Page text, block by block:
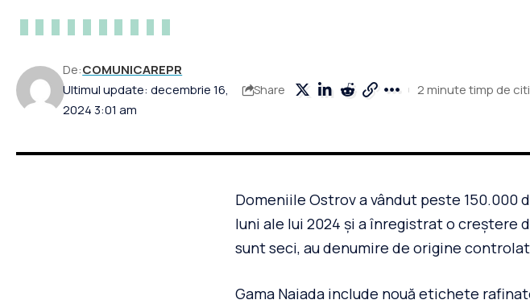
Ultimul update: decembrie 16,
2024 3:01 am
De:COMUNICAREPR
Share 2 minute timp de
Domeniile Ostrov a vândut peste 150.000
luni ale lui 2024 și a înregistrat o creștere
sunt seci, au denumire de origine
Gama Naiada include nouă etichete